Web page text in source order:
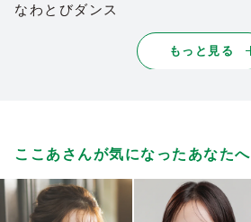
なわとびダンス
もっと見る
ここあさんが気になったあなたへ